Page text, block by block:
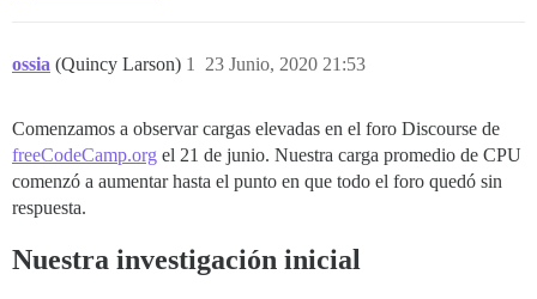
ossia (Quincy Larson) 23 Junio, 2020 21:53
1
Comenzamos a observar cargas elevadas en el foro Discourse de
freeCodeCamp.org el 21 de junio. Nuestra carga promedio de CPU
comenzó a aumentar hasta el punto en que todo el foro quedó sin
respuesta.
Nuestra investigación inicial